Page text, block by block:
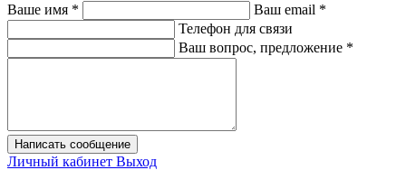
Ваше имя * Ваш email *
Телефон для связи
Ваш вопрос, предложение *
Написать сообщение
Личный кабинет Выход